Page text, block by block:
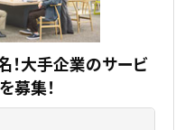
！大手企業のサービ
募集！